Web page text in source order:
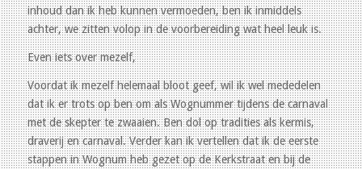
inhoud dan ik heb kunnen vermoeden, ben ik inmiddels
achter, we zitten volop in de voorbereiding wat heel leuk is.
Even iets over mezelf,
Voordat ik mezelf helemaal bloot geef, wil ik wel mededelen
dat ik er trots op ben om als Wognummer tijdens de carnaval
met de skepter te zwaaien. Ben dol op tradities als kermis,
draverij en carnaval. Verder kan ik vertellen dat ik de eerste
stappen in Wognum heb gezet op de Kerkstraat en bij de